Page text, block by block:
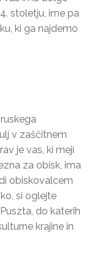
stoletju, ime pa
ki ga najdemo
v zaščitnem
je vas, ki meji
za obisk, ima
obiskovalcem
si oglejte
do katerih
krajine in